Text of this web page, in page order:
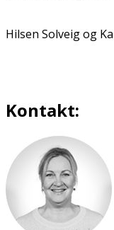
Hilsen Solveig og
Kontakt: